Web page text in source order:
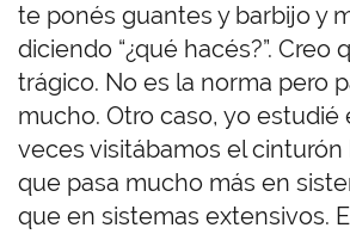
te ponés guantes y barbijo y
diciendo “¿qué hacés?”. Creo
trágico. No es la norma pero
mucho. Otro caso, yo estudié
veces visitábamos el cinturón
que pasa mucho más en
que en sistemas extensivos.